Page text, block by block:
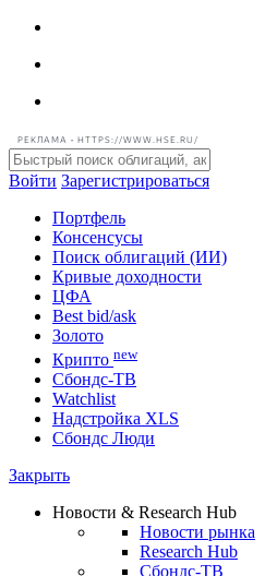
РЕКЛАМА • HTTPS://WWW.HSE.RU/
Войти Зарегистрироваться
Портфель
Консенсусы
Поиск облигаций (ИИ)
Кривые доходности
ЦФА
Best bid/ask
Золото
Крипто new
Watchlist
Сбондс Люди